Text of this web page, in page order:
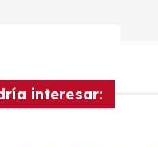
interesar: